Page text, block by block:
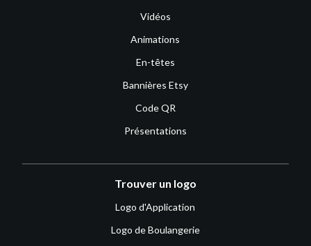
Vidéos
Animations
En-têtes
Bannières Etsy
Code QR
Présentations
Trouver un logo
Logo d'Application
Logo de Boulangerie